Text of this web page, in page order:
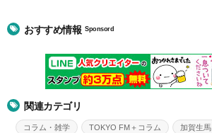
おすすめ情報Sponsord
関連カテゴリ
コラム・雑学 TOKYO FM＋コラム 加賀生馬